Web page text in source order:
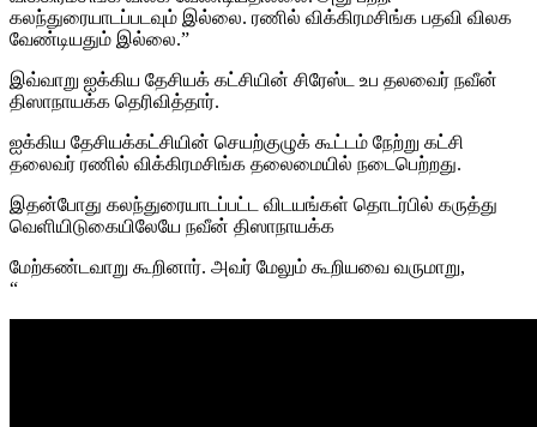
கலந்துரையாடப்படவும் இல்லை. ரணில் விக்கிரமசிங்க பதவி விலக
வேண்டியதும் இல்லை.”
இவ்வாறு ஐக்கிய தேசியக் கட்சியின் சிரேஸ்ட உப தலவைர் நவீன்
திஸாநாயக்க தெரிவித்தார்.
ஐக்கிய தேசியக்கட்சியின் செயற்குழுக் கூட்டம் நேற்று கட்சி
தலைவர் ரணில் விக்கிரமசிங்க தலைமையில் நடைபெற்றது.
இதன்போது கலந்துரையாடப்பட்ட விடயங்கள் தொடர்பில் கருத்து
வெளியிடுகையிலேயே நவீன் திஸாநாயக்க
மேற்கண்டவாறு கூறினார். அவர் மேலும் கூறியவை வருமாறு,
“